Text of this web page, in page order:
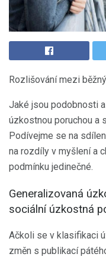
Rozlišování mezi
Jaké jsou podobnosti
úzkostnou poruchou a
Podívejme se na
na rozdíly v myšlení a
podmínku jedinečné.
Generalizovaná
sociální úzkostná
Ačkoli se v klasifikaci
změn s publikací